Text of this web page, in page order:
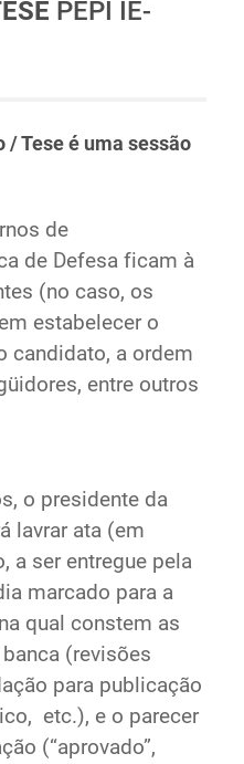
PEPI IE-
/ Tese é uma sessão
de
de Defesa ficam à
(no caso, os
estabelecer o
candidato, a ordem
entre outros
o presidente da
lavrar ata (em
a ser entregue pela
marcado para a
qual constem as
(revisões
para publicação
etc.), e o parecer
(“aprovado”,